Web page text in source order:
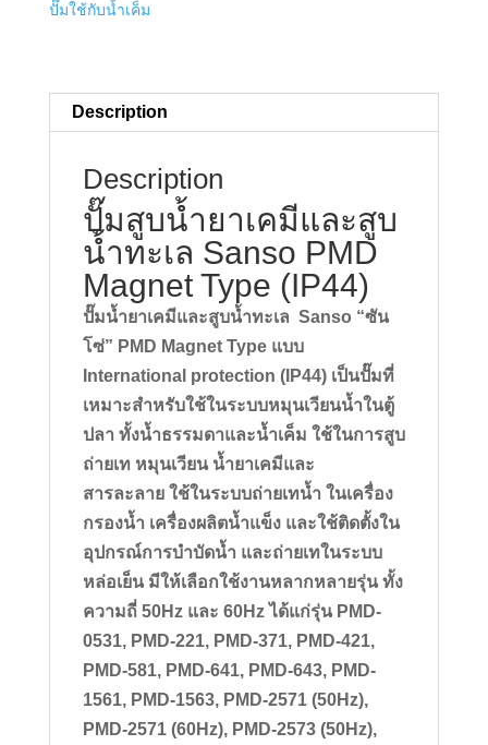
ใบพัด
quantity
ปั๊มใช้กับน้ำเค็ม
Description
Description
ปั๊มสูบน้ำยาเคมีและสูบ
น้ำทะเล Sanso PMD
Magnet Type (IP44)
ปั๊มน้ำยาเคมีและสูบน้ำทะเล Sanso “ซัน
โซ่” PMD Magnet Type แบบ
International protection (IP44) เป็นปั๊มที่
เหมาะสำหรับใช้ในระบบหมุนเวียนน้ำในตู้
ปลา ทั้งน้ำธรรมดาและน้ำเค็ม ใช้ในการสูบ
ถ่ายเท หมุนเวียน น้ำยาเคมีและ
สารละลาย ใช้ในระบบถ่ายเทน้ำ ในเครื่อง
กรองน้ำ เครื่องผลิตน้ำแข็ง และใช้ติดตั้งใน
อุปกรณ์การบำบัดน้ำ และถ่ายเทในระบบ
หล่อเย็น มีให้เลือกใช้งานหลากหลายรุ่น ทั้ง
ความถี่ 50Hz และ 60Hz ได้แก่รุ่น PMD-
0531, PMD-221, PMD-371, PMD-421,
PMD-581, PMD-641, PMD-643, PMD-
1561, PMD-1563, PMD-2571 (50Hz),
PMD-2571 (60Hz), PMD-2573 (50Hz),